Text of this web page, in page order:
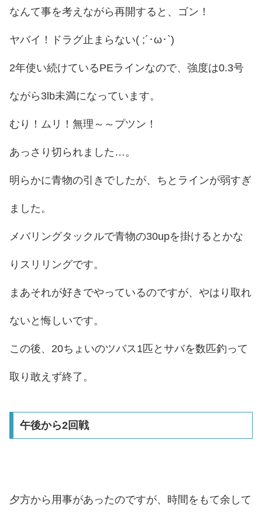
なんて事を考えながら再開すると、ゴン！
ヤバイ！ドラグ止まらない( ;´･ω･`)
2年使い続けているPEラインなので、強度は0.3号
ながら3lb未満になっています。
むり！ムリ！無理～～プツン！
あっさり切られました…。
明らかに青物の引きでしたが、ちとラインが弱すぎ
ました。
メバリングタックルで青物の30upを掛けるとかな
りスリリングです。
まあそれが好きでやっているのですが、やはり取れ
ないと悔しいです。
この後、20ちょいのツバス1匹とサバを数匹釣って
取り敢えず終了。
午後から2回戦
夕方から用事があったのですが、時間をもて余して